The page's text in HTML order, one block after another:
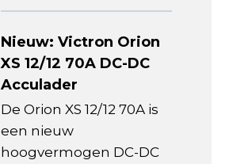
Nieuw: Victron Orion
XS 12/12 70A DC-DC
Acculader
De Orion XS 12/12 70A is
een nieuw
hoogvermogen DC-DC